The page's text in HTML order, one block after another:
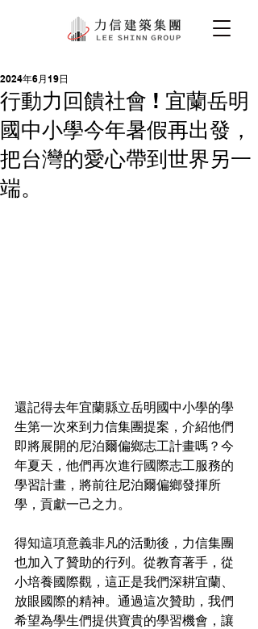
行動力回饋社會 ! 宜蘭岳明
國中小學今年暑假再出發，
把台灣的愛心帶到世界另一
端。
2024年6月19日
還記得去年宜蘭縣立岳明國中小學的學
生第一次來到力信集團提案，介紹他們
即將展開的尼泊爾偏鄉志工計畫嗎？今
年夏天，他們再次進行國際志工服務的
學習計畫，將前往尼泊爾偏鄉發揮所
學，貢獻一己之力。
得知這項意義非凡的活動後，力信集團
也加入了贊助的行列。從教育著手，從
小培養國際觀，這正是我們深耕宜蘭、
放眼國際的精神。通過這次贊助，我們
希望為學生們提供寶貴的學習機會，讓